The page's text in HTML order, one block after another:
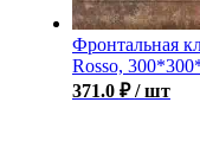
Фронтальная
Rosso,
371.0 ₽ / шт